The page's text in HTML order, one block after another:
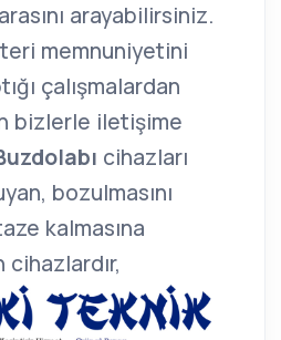
arayabilirsiniz.
memnuniyetini
çalışmalardan
bizlerle iletişime
cihazları
bozulmasını
kalmasına
cihazlardır,